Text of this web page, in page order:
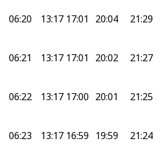
06:20 13:1717:01 20:04
21:29
06:21 13:1717:01 20:02
21:27
06:22 13:1717:00 20:01
21:25
06:23 13:1716:59 19:59 21:24